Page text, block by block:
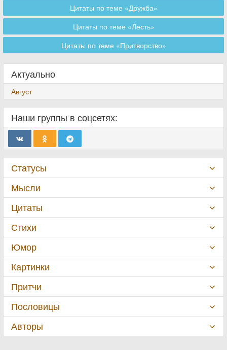
Цитаты по теме «Дружба»
Цитаты по теме «Лесть»
Цитаты по теме «Притворство»
Актуально
Август
Наши группы в соцсетях:
Статусы
Мысли
Цитаты
Стихи
Юмор
Картинки
Притчи
Пословицы
Авторы